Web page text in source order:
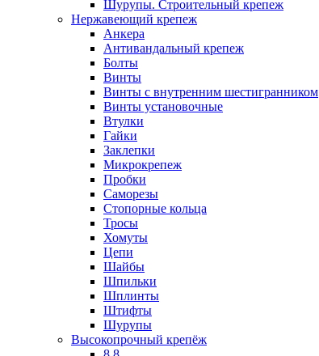
Шурупы. Строительный крепеж
Нержавеющий крепеж
Анкера
Антивандальный крепеж
Болты
Винты
Винты с внутренним шестигранником
Винты установочные
Втулки
Гайки
Заклепки
Микрокрепеж
Пробки
Саморезы
Стопорные кольца
Тросы
Хомуты
Цепи
Шайбы
Шпильки
Шплинты
Штифты
Шурупы
Высокопрочный крепёж